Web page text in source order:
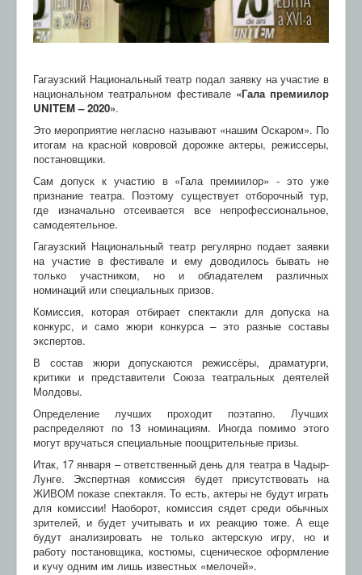
Гагаузский Национальный театр подал заявку на участие в
национальном театральном фестивале «Гала премиилор
UNITEM – 2020».
Это мероприятие негласно называют «нашим Оскаром». По
итогам на красной ковровой дорожке актеры, режиссеры,
постановщики.
Сам допуск к участию в «Гала премиилор» - это уже
признание театра. Поэтому существует отборочный тур,
где изначально отсеивается все непрофессиональное,
самодеятельное.
Гагаузский Национальный театр регулярно подает заявки
на участие в фестивале и ему доводилось бывать не
только участником, но и обладателем различных
номинаций или специальных призов.
Комиссия, которая отбирает спектакли для допуска на
конкурс, и само жюри конкурса – это разные составы
экспертов.
В состав жюри допускаются режиссёры, драматурги,
критики и представители Союза театральных деятелей
Молдовы.
Определение лучших проходит поэтапно. Лучших
распределяют по 13 номинациям. Иногда помимо этого
могут вручаться специальные поощрительные призы.
Итак, 17 января – ответственный день для театра в Чадыр-
Лунге. Экспертная комиссия будет присутствовать на
ЖИВОМ показе спектакля. То есть, актеры не будут играть
для комиссии! Наоборот, комиссия сядет среди обычных
зрителей, и будет учитывать и их реакцию тоже. А еще
будут анализировать не только актерскую игру, но и
работу постановщика, костюмы, сценическое оформление
и кучу одним им лишь известных «мелочей».